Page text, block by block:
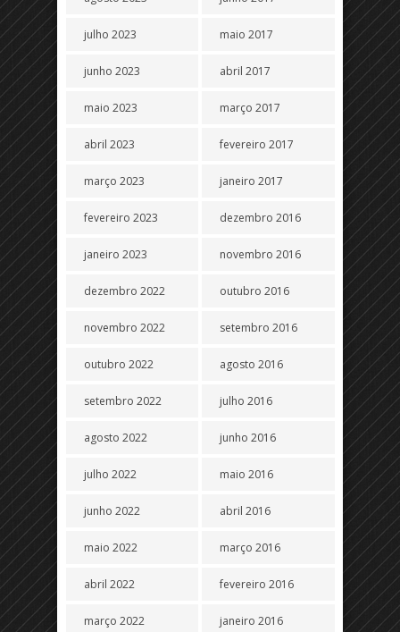
julho 2023
junho 2023
maio 2023
abril 2023
março 2023
fevereiro 2023
janeiro 2023
dezembro 2022
novembro 2022
outubro 2022
setembro 2022
agosto 2022
julho 2022
junho 2022
maio 2022
abril 2022
março 2022
maio 2017
abril 2017
março 2017
fevereiro 2017
janeiro 2017
dezembro 2016
novembro 2016
outubro 2016
setembro 2016
agosto 2016
julho 2016
junho 2016
maio 2016
abril 2016
março 2016
fevereiro 2016
janeiro 2016